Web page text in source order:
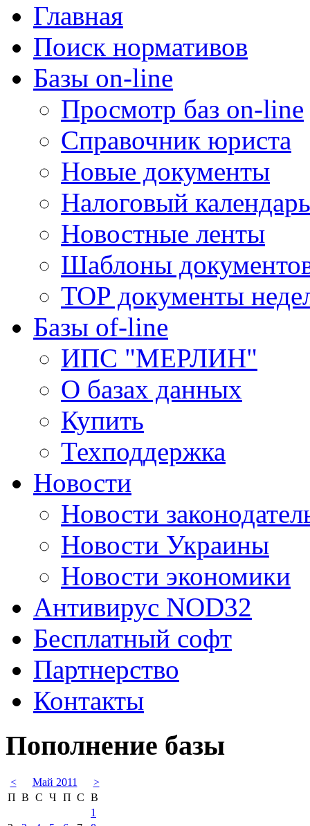
Главная
Поиск нормативов
Базы on-line
Просмотр баз on-line
Справочник юриста
Новые документы
Налоговый календарь
Новостные ленты
Шаблоны
TOP документы
Базы of-line
ИПС "МЕРЛИН"
О базах данных
Купить
Техподдержка
Новости
Новости
Новости Украины
Новости экономики
Антивирус NOD32
Бесплатный софт
Партнерство
Контакты
Пополнение базы
< Май 2011
>
П В С Ч П С В
1